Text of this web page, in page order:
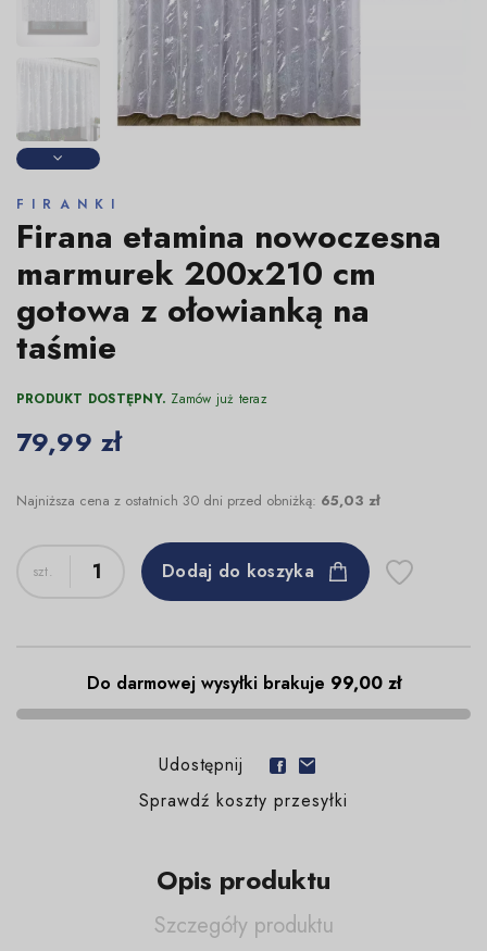
FIRANKI
Firana etamina nowoczesna
marmurek 200x210 cm
gotowa z ołowianką na
taśmie
PRODUKT DOSTĘPNY. Zamów już teraz
79,99 zł
Najniższa cena z ostatnich 30 dni przed obniżką: 65,03 zł
Dodaj do koszyka
Do darmowej wysyłki brakuje 99,00 zł
Udostępnij
Sprawdź koszty przesyłki
Opis produktu
Szczegóły produktu